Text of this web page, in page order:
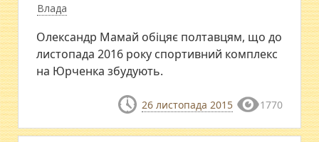
Влада
Олександр Мамай обіцяє полтавцям, що до
листопада 2016 року спортивний комплекс
на Юрченка збудують.
26 листопада 2015 1770